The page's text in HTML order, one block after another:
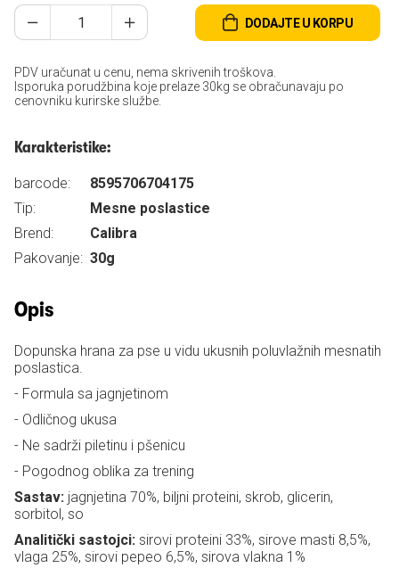
DODAJTE U KORPU
PDV uračunat u cenu, nema skrivenih troškova.
Isporuka porudžbina koje prelaze 30kg se obračunavaju po
cenovniku kurirske službe.
Karakteristike:
barcode:
8595706704175
Tip:
Mesne poslastice
Brend:
Calibra
Pakovanje: 30g
Opis
Dopunska hrana za pse u vidu ukusnih poluvlažnih mesnatih
poslastica.
- Formula sa jagnjetinom
- Odličnog ukusa
- Ne sadrži piletinu i pšenicu
- Pogodnog oblika za trening
Sastav: jagnjetina 70%, biljni proteini, skrob, glicerin,
sorbitol, so
Analitički sastojci: sirovi proteini 33%, sirove masti 8,5%,
vlaga 25%, sirovi pepeo 6,5%, sirova vlakna 1%